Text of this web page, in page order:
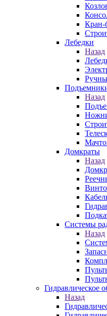
Кран-
Лебедки
Назад
Назад
Домкраты
Назад
Системы
Назад
Гидравлическое
Назад